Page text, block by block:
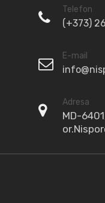
Telefon
(+373)
E-mail
Adresa
MD-